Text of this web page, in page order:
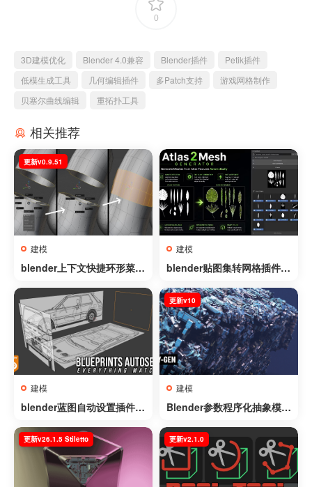
0
3D建模优化 Blender 4.0兼容 Blender插件
Petik插件
低模生成工具
几何编辑插件 多Patch支持
游戏网格制作
贝塞尔曲线编辑
重拓扑工具
相关推荐
建模
blender上下文快捷环形菜单
更新v0.9.51
建模
blender贴图集转网格插件 –
建模
blender蓝图自动设置插件 –
3
建模
Blender参数程序化抽象模型
更新v10
更新v26.1.5 Stiletto 更新v2.1.0